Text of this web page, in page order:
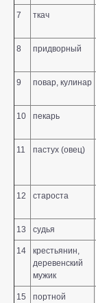
7 ткач
8 придворный
9 повар, кулинар
10 пекарь
11 пастух (овец)
12 староста
13 судья
14
крестьянин,
деревенский
мужик
15 портной